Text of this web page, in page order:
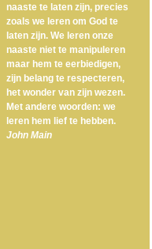
naaste te laten zijn, precies
zoals we leren om God te
laten zijn. We leren onze
naaste niet te manipuleren
maar hem te eerbiedigen,
zijn belang te respecteren,
het wonder van zijn wezen.
Met andere woorden: we
leren hem lief te hebben.
John Main